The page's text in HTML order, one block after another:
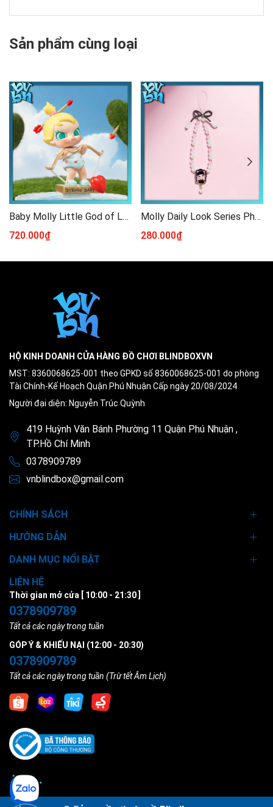
Sản phẩm cùng loại
Baby Molly Little God of Love Figure POPMART
720.000₫
Molly Daily Look Series Phone Charm Blindbox
280.000₫
HỘ KINH DOANH CỬA HÀNG ĐỒ CHƠI BLINDBOXVN
MST: 8360068625-001 theo GPKD số 8360068625-001 do phòng
Tài Chính-Kế Hoạch Quận Phú Nhuận Cấp ngày 20/08/2024
Người đại diện: Nguyễn Trúc Quỳnh
419 Huỳnh Văn Bánh Phường 11 Quận Phú Nhuận ,
TP.Hồ Chí Minh
0378909789
vnblindbox@gmail.com
CHÍNH SÁCH
HƯỚNG DẪN
DANH MỤC NỔI BẬT
LIÊN HỆ
Thời gian mở cửa [ 10:00 - 21:30 ]
0378909789
Tất cả các ngày trong tuần
GÓP Ý & KHIẾU NẠI (12:00 - 20:30)
0378909789
Tất cả các ngày trong tuần (Trừ tết Âm Lịch)